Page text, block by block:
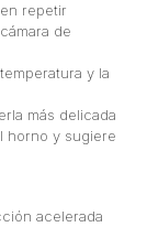
repetir
de
y la
más delicada
horno y sugiere
acelerada